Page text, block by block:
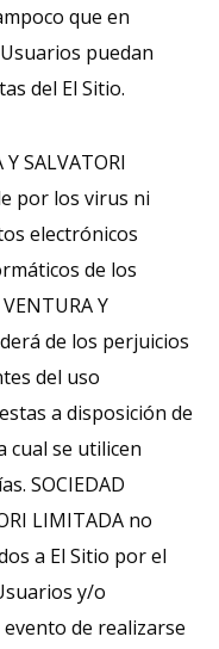
que en
puedan
del El Sitio.
SALVATORI
por los virus ni
electrónicos
de los
Y
de los perjuicios
del uso
a disposición de
cual se utilicen
SOCIEDAD
LIMITADA no
a El Sitio por el
y/o
de realizarse